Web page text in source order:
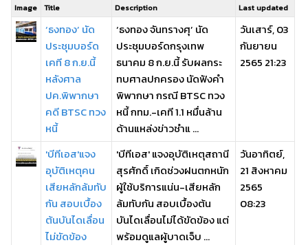
Image Title Description Last updated
‘ธงทอง’ นัด
ประชุมบอร์ด
เคที 8 ก.ย.นี้
หลังศาล
ปค.พิพากษา
คดี BTSC ทวง
หนี้
‘ธงทอง จันทรางศุ’ นัด
ประชุมบอร์ดกรุงเทพ
ธนาคม 8 ก.ย.นี้ รับผลกระ
ทบศาลปกครอง นัดฟังคำ
พิพากษา กรณี BTSC ทวง
หนี้ กทม.-เคที 1.1 หมื่นล้าน
ด้านแหล่งข่าวชำแ ...
วันเสาร์, 03
กันยายน
2565 21:23
'บีทีเอส'แจง
อุบัติเหตุคน
เสียหลักล้มทับ
กัน สอบเบื้อง
ต้นบันไดเลื่อน
ไม่ขัดข้อง
'บีทีเอส' แจงอุบัติเหตุสถานี
สุรศักดิ์ เกิดช่วงฝนตกหนัก
ผู้ใช้บริการแน่น-เสียหลัก
ล้มทับกัน สอบเบื้องต้น
บันไดเลื่อนไม่ได้ขัดข้อง แต่
พร้อมดูแลผู้บาดเจ็บ ...
วันอาทิตย์,
21 สิงหาคม
2565
08:23